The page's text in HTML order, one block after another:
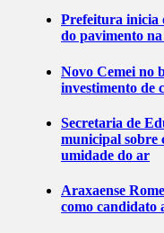
Prefeitura inicia
do pavimento
Novo Cemei no
investimento de
Secretaria de
municipal sobre
umidade do ar
Araxaense
como candidato